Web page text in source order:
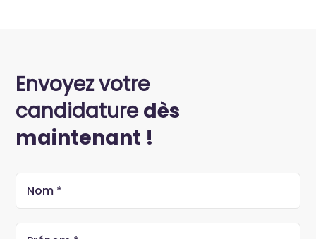
Envoyez votre
candidaturedès
maintenant !